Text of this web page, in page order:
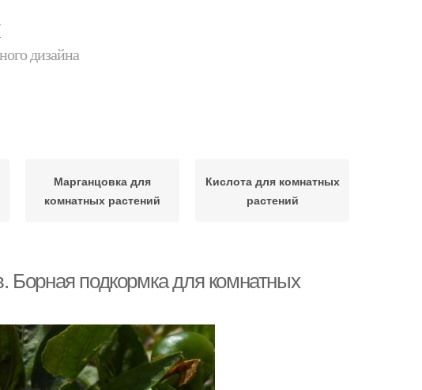
дизайна
Марганцовка для
комнатных растений
Кислота для комнатных
растений
Борная подкормка для комнатных